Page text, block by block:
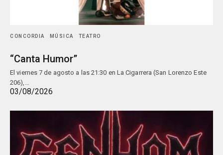
CONCORDIA MÚSICA TEATRO
“Canta Humor”
El viernes 7 de agosto a las 21:30 en La Cigarrera (San Lorenzo Este
206),…
03/08/2026